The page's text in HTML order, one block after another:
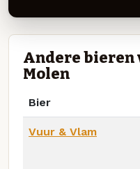
Andere bieren
Molen
Bier
Vuur & Vlam